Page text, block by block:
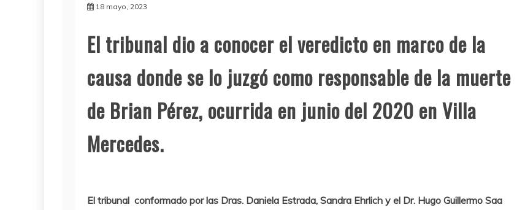
18 mayo, 2023
El tribunal dio a conocer el veredicto en marco de la
causa donde se lo juzgó como responsable de la muerte
de Brian Pérez, ocurrida en junio del 2020 en Villa
Mercedes.
El tribunal conformado por las Dras. Daniela Estrada, Sandra Ehrlich y el Dr. Hugo Guillermo Saa